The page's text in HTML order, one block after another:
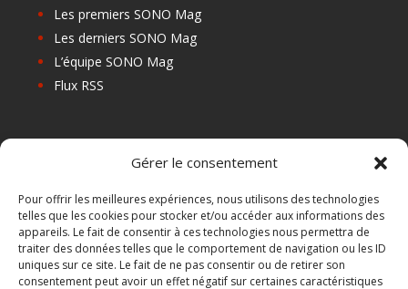
Gérer le consentement
Pour offrir les meilleures expériences, nous utilisons des technologies
telles que les cookies pour stocker et/ou accéder aux informations des
appareils. Le fait de consentir à ces technologies nous permettra de
traiter des données telles que le comportement de navigation ou les ID
uniques sur ce site. Le fait de ne pas consentir ou de retirer son
consentement peut avoir un effet négatif sur certaines caractéristiques
Les premiers SONO Mag
Les derniers SONO Mag
L’équipe SONO Mag
Flux RSS
Les Centres de Formation
Les Points Relais
Localiser Point Relais
Mon Compte